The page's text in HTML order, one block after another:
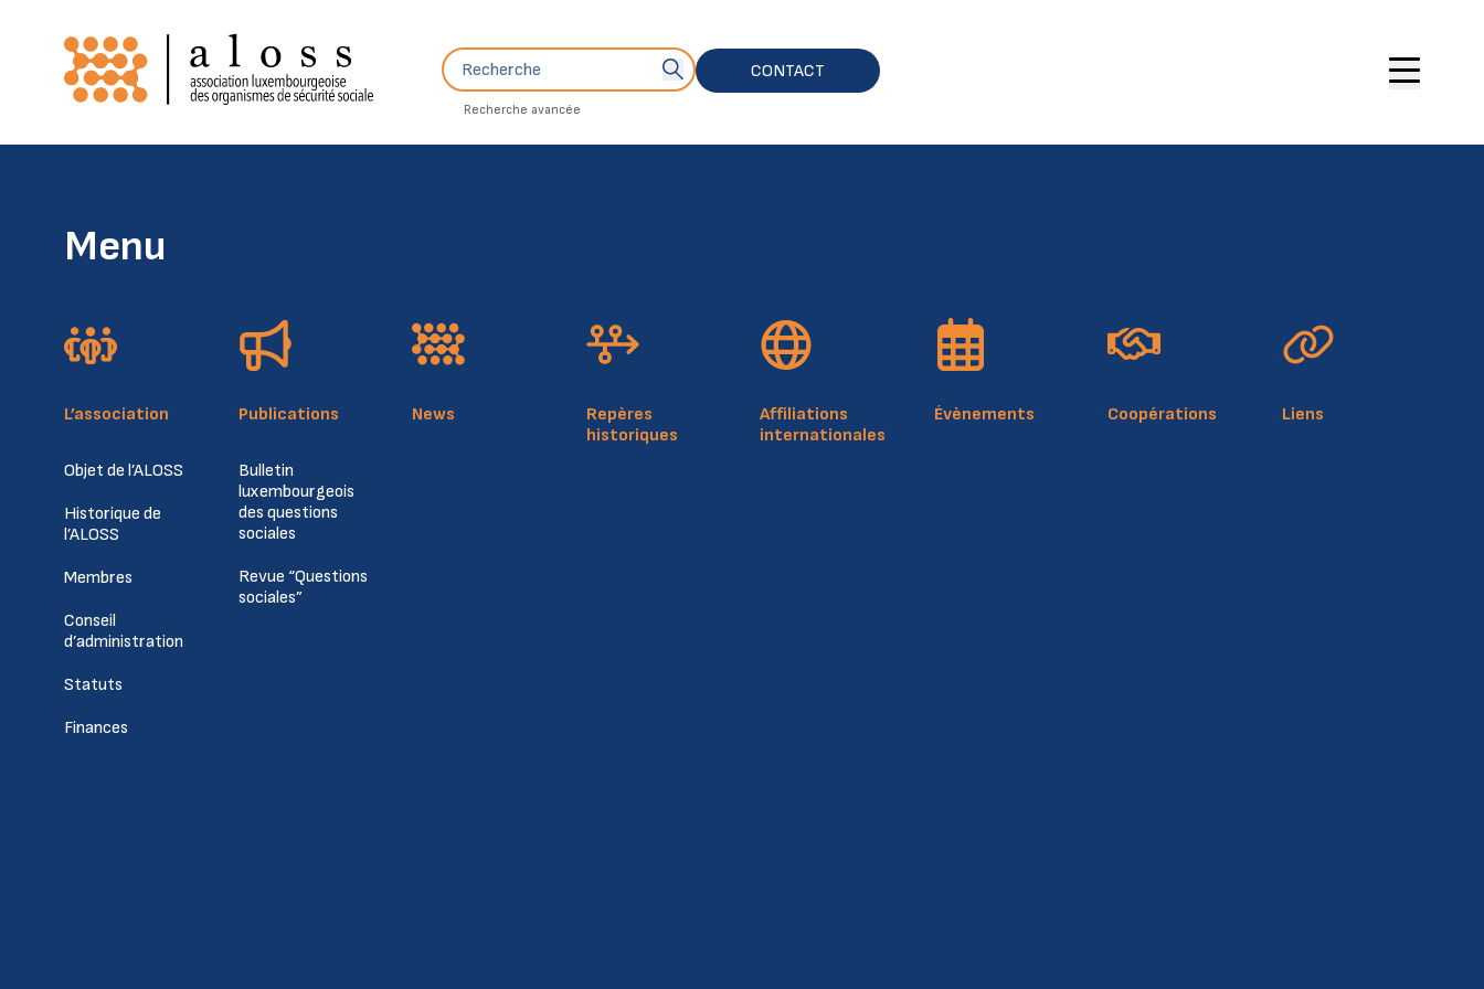
Recherche
Recherche avancée
Bouton de soumission de recherche
CONTACT
Menu
L’association
Objet de l’ALOSS
Historique de
l’ALOSS
Membres
Conseil
d’administration
Statuts
Finances
Publications
Bulletin
luxembourgeois
des questions
sociales
Revue “Questions
sociales”
News
Repères
historiques
Affiliations
internationales
Évènements Coopérations Liens
RCSL: F412
Notice légale